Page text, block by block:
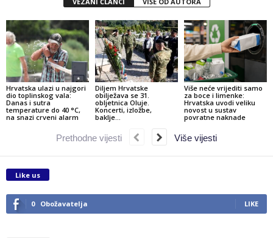
Hrvatska ulazi u najgori
dio toplinskog vala:
Danas i sutra
temperature do 40 °C,
na snazi crveni alarm
Diljem Hrvatske
obilježava se 31.
obljetnica Oluje.
Koncerti, izložbe,
baklje…
Više neće vrijediti samo
za boce i limenke:
Hrvatska uvodi veliku
novost u sustav
povratne naknade
Prethodne vijesti Više vijesti
Like us
0 Obožavatelja LIKE